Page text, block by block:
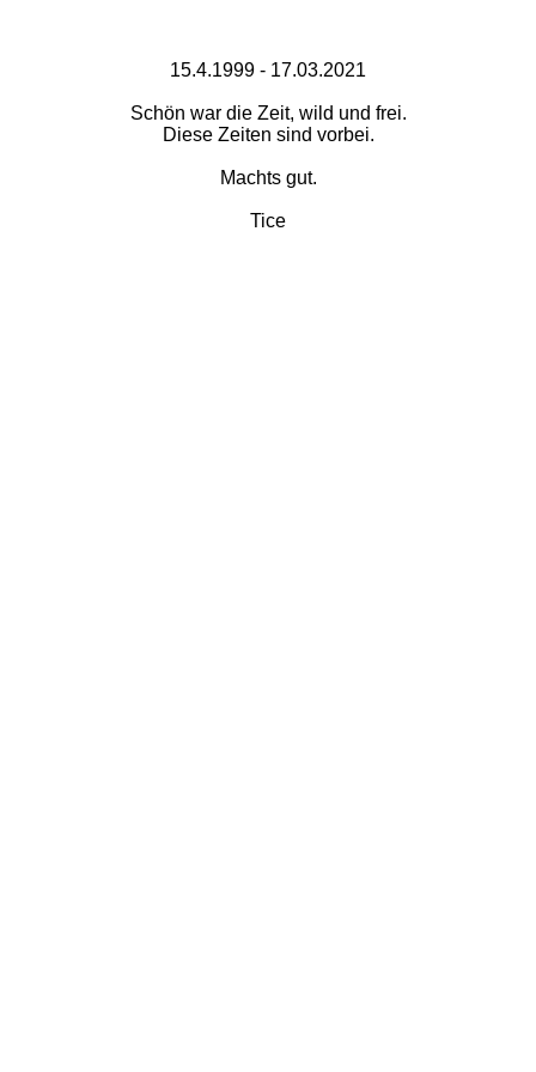
15.4.1999 - 17.03.2021
Schön war die Zeit, wild und frei.
Diese Zeiten sind vorbei.
Machts gut.
Tice